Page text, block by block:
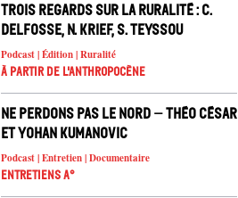
Trois regards sur la ruralité : C.
Delfosse, N. Krief, S. Teyssou
Podcast | Édition | Ruralité
À partir de l'anthropocène
Ne Perdons pas le nord – Théo César
et Yohan Kumanovic
Podcast | Entretien | Documentaire
Entretiens A°